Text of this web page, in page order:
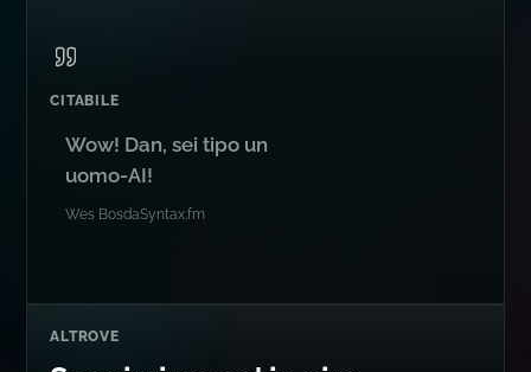
CITABILE
Wow! Dan, sei tipo un
uomo-AI!
Wes BosdaSyntax.fm
ALTROVE